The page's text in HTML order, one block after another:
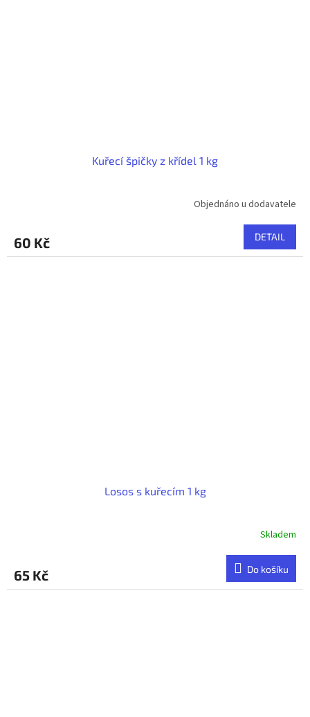
Kuřecí špičky z křídel 1 kg
Objednáno u dodavatele
60 Kč DETAIL
Losos s kuřecím 1 kg
Skladem
65 Kč Do košíku